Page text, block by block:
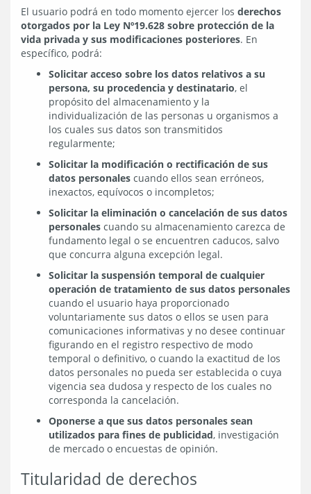
El usuario podrá en todo momento ejercer los derechos
otorgados por la Ley Nº19.628 sobre protección de la
vida privada y sus modificaciones posteriores. En
específico, podrá:
Solicitar acceso sobre los datos relativos a su
persona, su procedencia y destinatario, el
propósito del almacenamiento y la
individualización de las personas u organismos a
los cuales sus datos son transmitidos
regularmente;
Solicitar la modificación o rectificación de sus
datos personales cuando ellos sean erróneos,
inexactos, equívocos o incompletos;
Solicitar la eliminación o cancelación de sus datos
personales cuando su almacenamiento carezca de
fundamento legal o se encuentren caducos, salvo
que concurra alguna excepción legal.
Solicitar la suspensión temporal de cualquier
operación de tratamiento de sus datos personales
cuando el usuario haya proporcionado
voluntariamente sus datos o ellos se usen para
comunicaciones informativas y no desee continuar
figurando en el registro respectivo de modo
temporal o definitivo, o cuando la exactitud de los
datos personales no pueda ser establecida o cuya
vigencia sea dudosa y respecto de los cuales no
corresponda la cancelación.
Oponerse a que sus datos personales sean
utilizados para fines de publicidad, investigación
de mercado o encuestas de opinión.
Titularidad de derechos